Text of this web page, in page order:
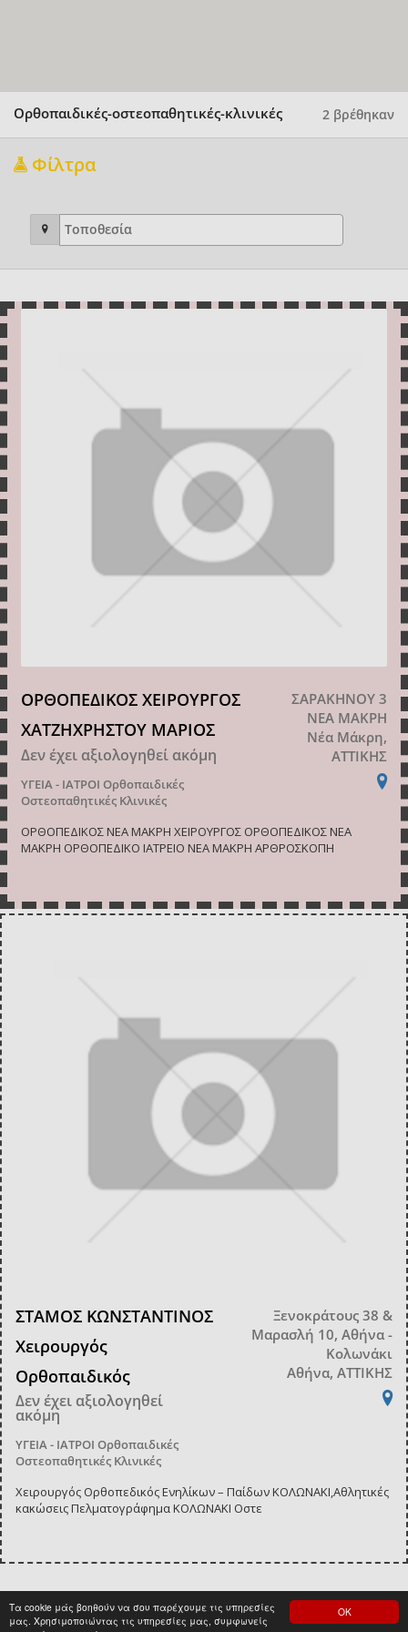
ΟΚ
Τα cookie μάς βοηθούν να σου παρέχουμε τις υπηρεσίες
μας. Χρησιμοποιώντας τις υπηρεσίες μας, συμφωνείς
Ορθοπαιδικές-οστεοπαθητικές-κλινικές 2 βρέθηκαν
Φίλτρα
ΟΡΘΟΠΕΔΙΚΟΣ ΧΕΙΡΟΥΡΓΟΣ
ΧΑΤΖΗΧΡΗΣΤΟΥ ΜΑΡΙΟΣ
Δεν έχει αξιολογηθεί ακόμη
ΥΓΕΙΑ - ΙΑΤΡΟΙ Ορθοπαιδικές
Οστεοπαθητικές Κλινικές
ΣΑΡΑΚΗΝΟΥ 3
ΝΕΑ ΜΑΚΡΗ
Νέα Μάκρη,
ΑΤΤΙΚΗΣ
ΟΡΘΟΠΕΔΙΚΟΣ ΝΕΑ ΜΑΚΡΗ ΧΕΙΡΟΥΡΓΟΣ ΟΡΘΟΠΕΔΙΚΟΣ ΝΕΑ
ΜΑΚΡΗ ΟΡΘΟΠΕΔΙΚΟ ΙΑΤΡΕΙΟ ΝΕΑ ΜΑΚΡΗ ΑΡΘΡΟΣΚΟΠΗ
ΣΤΑΜΟΣ ΚΩΝΣΤΑΝΤΙΝΟΣ
Χειρουργός
Ορθοπαιδικός
Δεν έχει αξιολογηθεί
ακόμη
ΥΓΕΙΑ - ΙΑΤΡΟΙ Ορθοπαιδικές
Οστεοπαθητικές Κλινικές
Ξενοκράτους 38 &
Μαρασλή 10, Αθήνα -
Κολωνάκι
Αθήνα, ΑΤΤΙΚΗΣ
Χειρουργός Ορθοπεδικός Ενηλίκων – Παίδων ΚΟΛΩΝΑΚΙ,Αθλητικές
κακώσεις Πελματογράφημα ΚΟΛΩΝΑΚΙ Οστε
< 1 >